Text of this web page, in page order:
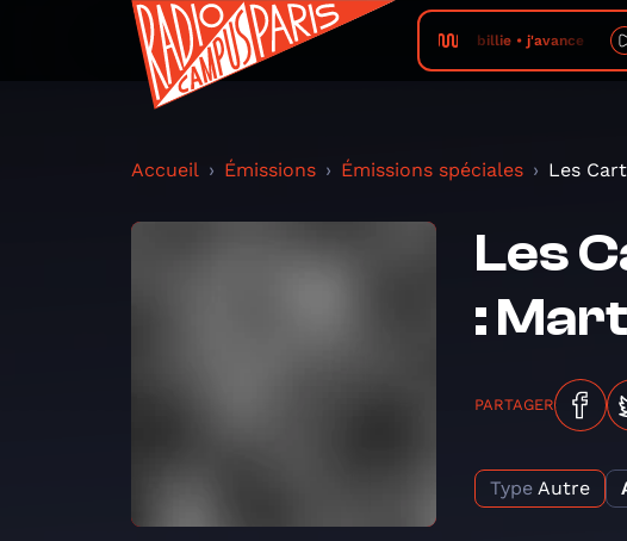
billie • j'avance
Accueil Émissions Émissions spéciales Les
Les
:
PARTAGER
Type Autre